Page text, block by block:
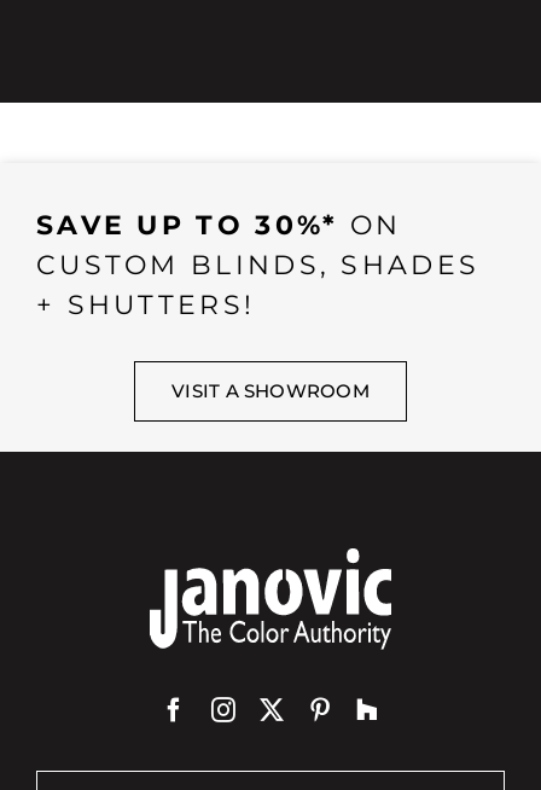
SAVE UP TO 30%* ON
CUSTOM BLINDS, SHADES
+ SHUTTERS!
VISIT A SHOWROOM